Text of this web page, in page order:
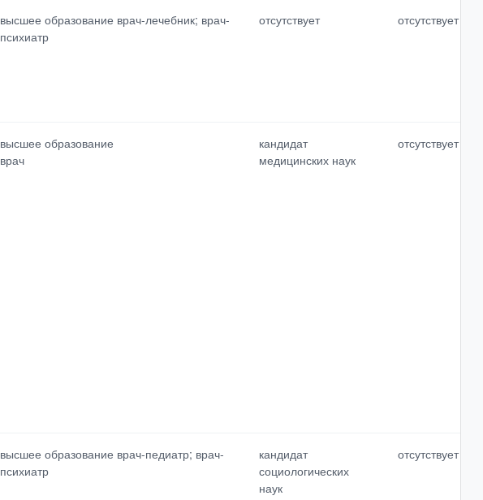
высшее образование врач-лечебник; врач-
психиатр
отсутствует отсутствует
высшее образование
врач
кандидат
медицинских наук
отсутствует
высшее образование врач-педиатр; врач-
психиатр
кандидат
социологических
наук
отсутствует